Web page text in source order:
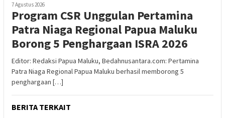
7 Agustus 2026
Program CSR Unggulan Pertamina
Patra Niaga Regional Papua Maluku
Borong 5 Penghargaan ISRA 2026
Editor: Redaksi Papua Maluku, Bedahnusantara.com: Pertamina
Patra Niaga Regional Papua Maluku berhasil memborong 5
penghargaan […]
BERITA TERKAIT